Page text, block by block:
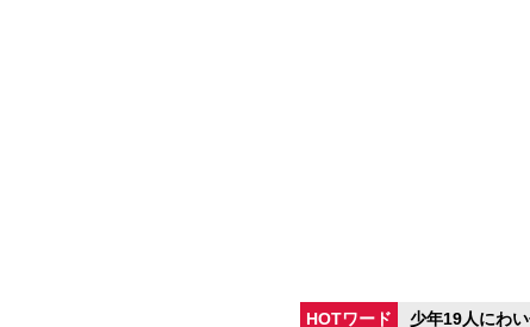
HOTワード 少年19人にわ